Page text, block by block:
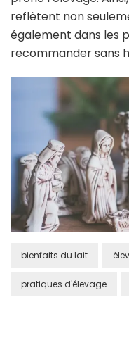
reflètent non
également dans les
recommander sans
bienfaits du lait
pratiques d'élevage